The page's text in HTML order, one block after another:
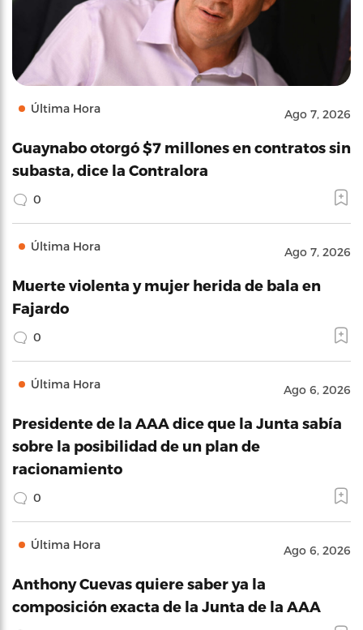
Última Hora Ago 7, 2026
Guaynabo otorgó $7 millones en contratos sin
subasta, dice la Contralora
0
Última Hora Ago 7, 2026
Muerte violenta y mujer herida de bala en
Fajardo
0
Última Hora Ago 6, 2026
Presidente de la AAA dice que la Junta sabía
sobre la posibilidad de un plan de
racionamiento
0
Última Hora Ago 6, 2026
Anthony Cuevas quiere saber ya la
composición exacta de la Junta de la AAA